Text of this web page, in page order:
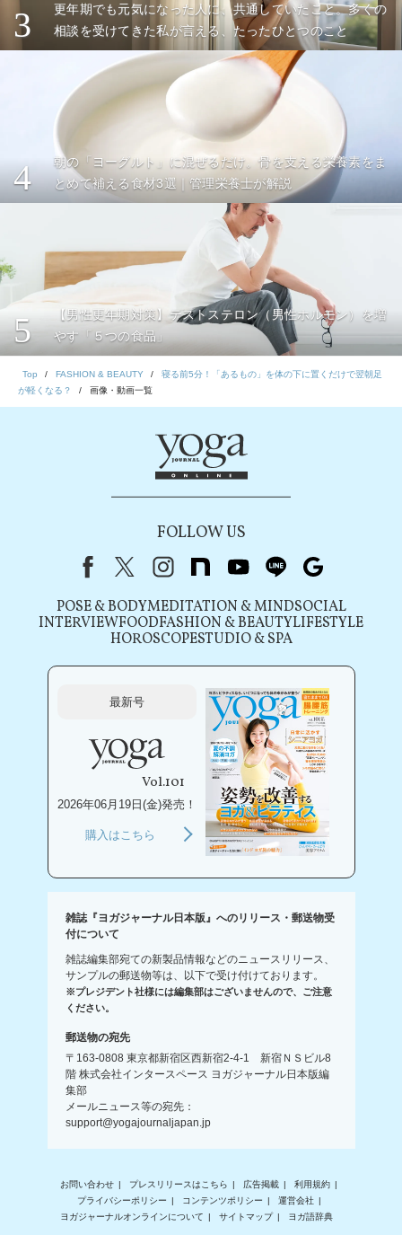
3
更年期でも元気になった人に、共通していたこと。多くの
相談を受けてきた私が言える、たったひとつのこと
4
朝の「ヨーグルト」に混ぜるだけ。骨を支える栄養素をま
とめて補える食材3選｜管理栄養士が解説
5
【男性更年期対策】テストステロン（男性ホルモン）を増
やす「５つの食品」
Top FASHION & BEAUTY
寝る前5分！「あるもの」を体の下に置くだけで翌朝足
が軽くなる？
画像・動画一覧
FOLLOW US
FacebookX（旧Twitter）
instagram
note youtubeline
POSE & BODYMEDITATION & MINDSOCIAL
INTERVIEWFOODFASHION & BEAUTYLIFESTYLE
HOROSCOPESTUDIO & SPA
最新号
Vol.101
2026年06月19日(金)発売！
購入はこちら
雑誌『ヨガジャーナル日本版』へのリリース・郵送物受
付について
雑誌編集部宛ての新製品情報などのニュースリリース、
サンプルの郵送物等は、以下で受け付けております。
※プレジデント社様には編集部はございませんので、ご注意
ください。
郵送物の宛先
〒163-0808 東京都新宿区西新宿2-4-1 新宿ＮＳビル8
階 株式会社インタースペース ヨガジャーナル日本版編
集部
メールニュース等の宛先：
support@yogajournaljapan.jp
お問い合わせ プレスリリースはこちら 広告掲載
利用規約
プライバシーポリシー
コンテンツポリシー
運営会社
ヨガジャーナルオンラインについて
サイトマップ ヨガ語辞典